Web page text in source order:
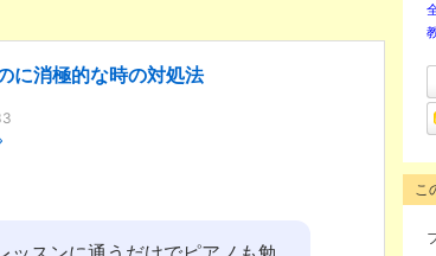
に消極的な時の対処法
こ